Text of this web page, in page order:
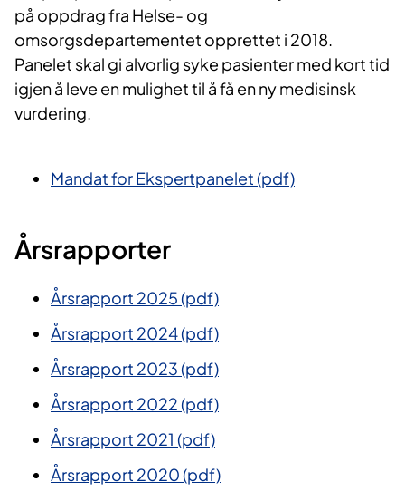
på oppdrag fra Helse- og
omsorgsdepartementet opprettet i 2018.
Panelet skal gi alvorlig syke pasienter med kort tid
igjen å leve en mulighet til å få en ny medisinsk
vurdering.
Mandat for Ekspertpanelet (pdf)
Årsrapporter
Årsrapport 2025 (pdf)
Årsrapport 2024 (pdf)
Årsrapport 2023(pdf)
Årsrapport 2022 (pdf)
Årsrapport 2021 (pdf)
Årsrapport 2020 (pdf)